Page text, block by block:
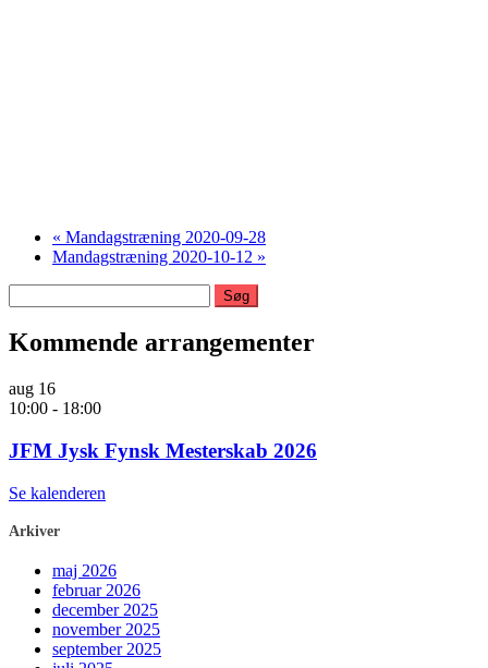
« Mandagstræning 2020-09-28
Mandagstræning 2020-10-12 »
efter:
Kommende arrangementer
aug 16
10:00 - 18:00
JFM Jysk Fynsk Mesterskab 2026
Se kalenderen
Arkiver
maj 2026
februar 2026
december 2025
november 2025
september 2025